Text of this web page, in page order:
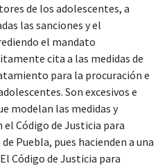
de los adolescentes, a
las sanciones y el
el mandato
cita a las medidas de
para la procuración e
Son excesivos e
modelan las medidas y
Código de Justicia para
Puebla, pues hacienden a una
Código de Justicia para